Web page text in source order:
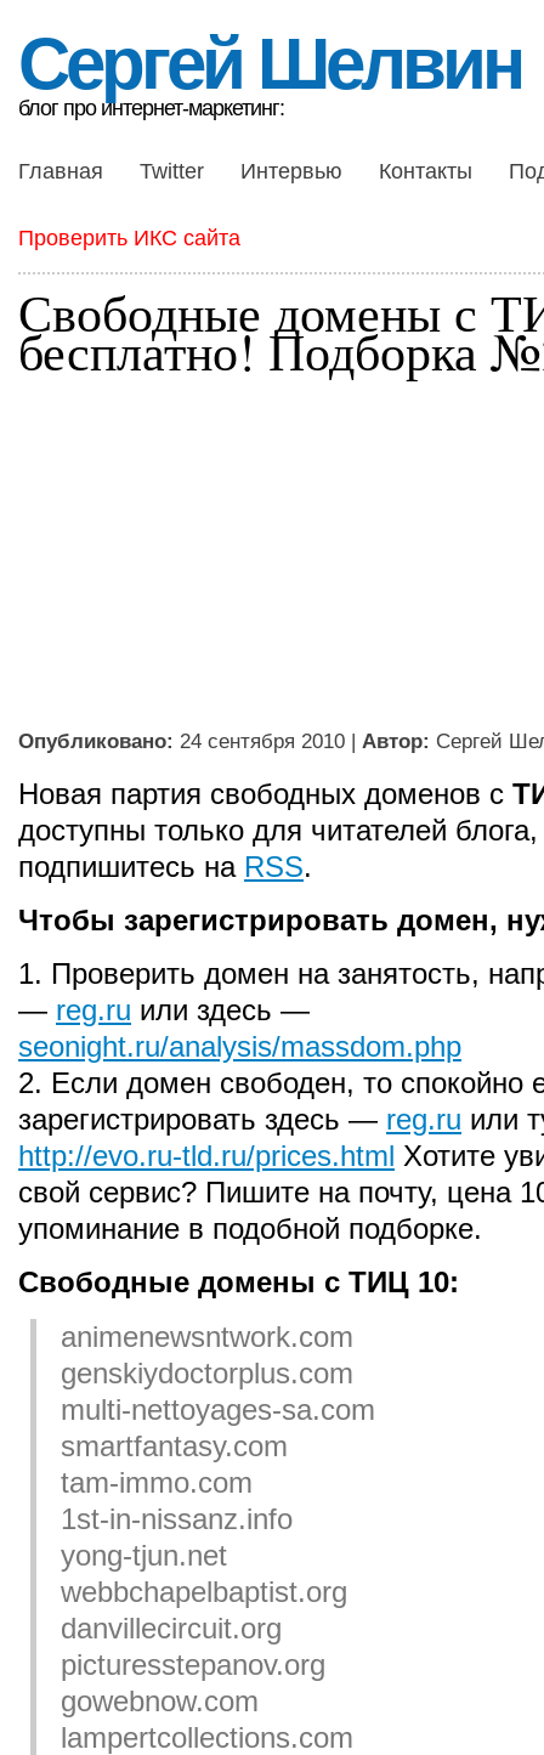
Сергей Шелвин
блог про интернет-маркетинг:
Главная Twitter Интервью Контакты
Проверить ИКС сайта
Свободные домены с
бесплатно! Подборка
Опубликовано: 24 сентября 2010 | Автор: Сергей
Новая партия свободных доменов с
доступны только для читателей
подпишитесь на RSS.
Чтобы зарегистрировать домен,
1. Проверить домен на занятость,
— reg.ru или здесь —
seonight.ru/analysis/massdom.php
2. Если домен свободен, то спокойно
зарегистрировать здесь — reg.ru или
http://evo.ru-tld.ru/prices.html Хотите
свой сервис? Пишите на почту, цена
упоминание в подобной подборке.
Свободные домены с ТИЦ 10:
animenewsntwork.com
genskiydoctorplus.com
multi-nettoyages-sa.com
smartfantasy.com
tam-immo.com
1st-in-nissanz.info
yong-tjun.net
webbchapelbaptist.org
danvillecircuit.org
picturesstepanov.org
gowebnow.com
lampertcollections.com